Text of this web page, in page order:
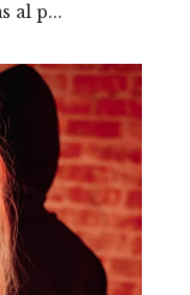
al p...